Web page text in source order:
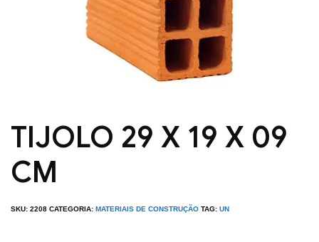
TIJOLO 29 X 19 X 09
CM
SKU: 2208 CATEGORIA: MATERIAIS DE CONSTRUÇÃO TAG: UN